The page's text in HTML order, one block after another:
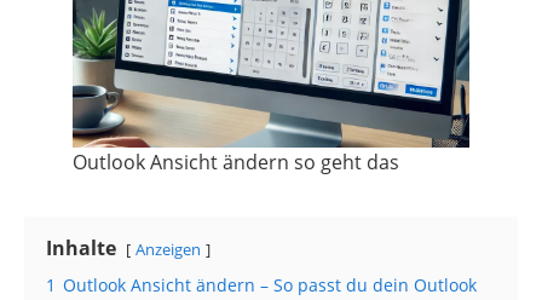
Outlook Ansicht ändern so geht das
Inhalte Anzeigen
1 Outlook Ansicht ändern – So passt du dein Outlook